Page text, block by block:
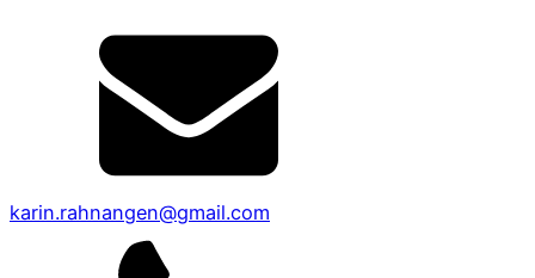
karin.rahnangen@gmail.com